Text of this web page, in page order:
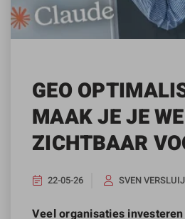
GEO
MAAK JE JE
ZICHTBAAR
22-05-26 SVEN
Veel organisaties investeren